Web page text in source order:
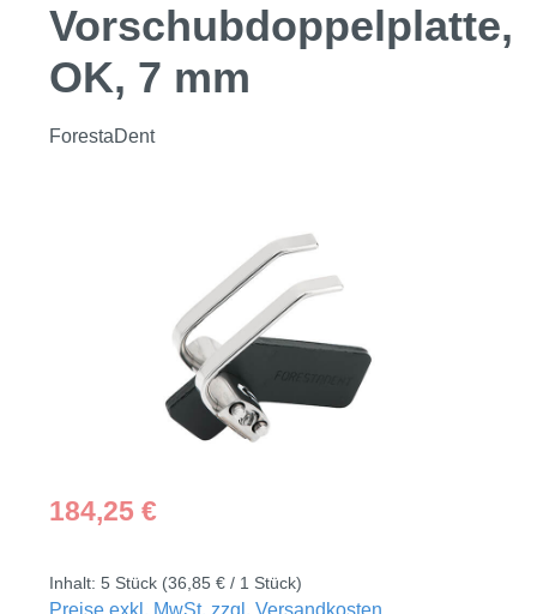
Vorschubdoppelplatte,
OK, 7 mm
ForestaDent
Regulärer Preis:
184,25 €
Inhalt: 5 Stück (36,85 € / 1 Stück)
Preise exkl. MwSt. zzgl. Versandkosten